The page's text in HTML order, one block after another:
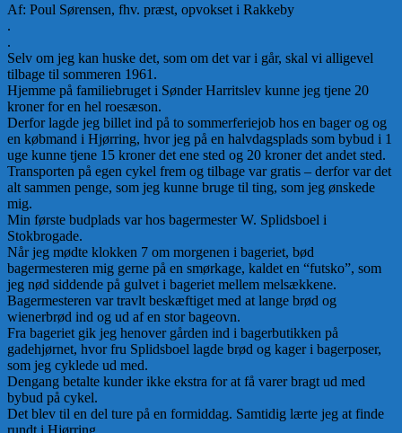
Af: Poul Sørensen, fhv. præst, opvokset i Rakkeby
.
.
Selv om jeg kan huske det, som om det var i går, skal vi alligevel
tilbage til sommeren 1961.
Hjemme på familiebruget i Sønder Harritslev kunne jeg tjene 20
kroner for en hel roesæson.
Derfor lagde jeg billet ind på to sommerferiejob hos en bager og og
en købmand i Hjørring, hvor jeg på en halvdagsplads som bybud i 1
uge kunne tjene 15 kroner det ene sted og 20 kroner det andet sted.
Transporten på egen cykel frem og tilbage var gratis – derfor var det
alt sammen penge, som jeg kunne bruge til ting, som jeg ønskede
mig.
Min første budplads var hos bagermester W. Splidsboel i
Stokbrogade.
Når jeg mødte klokken 7 om morgenen i bageriet, bød
bagermesteren mig gerne på en smørkage, kaldet en “futsko”, som
jeg nød siddende på gulvet i bageriet mellem melsækkene.
Bagermesteren var travlt beskæftiget med at lange brød og
wienerbrød ind og ud af en stor bageovn.
Fra bageriet gik jeg henover gården ind i bagerbutikken på
gadehjørnet, hvor fru Splidsboel lagde brød og kager i bagerposer,
som jeg cyklede ud med.
Dengang betalte kunder ikke ekstra for at få varer bragt ud med
bybud på cykel.
Det blev til en del ture på en formiddag. Samtidig lærte jeg at finde
rundt i Hjørring.